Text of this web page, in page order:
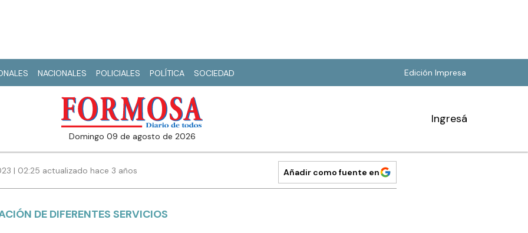
NACIONALES POLICIALES POLÍTICA SOCIEDAD Edición Impresa
domingo 09 de agosto de 2026
Ingresá
| 02:25 actualizado hace 3 años Añadir como fuente en
DE DIFERENTES SERVICIOS